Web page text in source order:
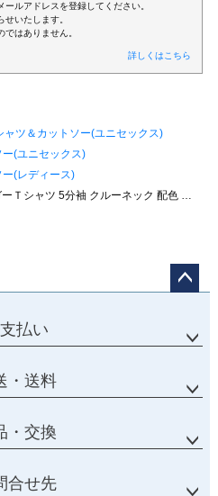
ルアドレスを登録してください。
いたします。
はありません。
詳しくはこちら
ャツ＆カットソー(ユニセックス)
(ユニセックス)
(レディース)
涼しい シアー 透け感 軽い 大きいサイズ 体型カバー 着痩せ すっきり カジュアル 夏 パティ
払い
・送料
・交換
合せ先